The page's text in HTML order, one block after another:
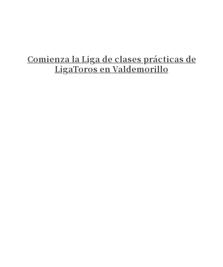
Comienza la Liga de clases prácticas de
LigaToros en Valdemorillo